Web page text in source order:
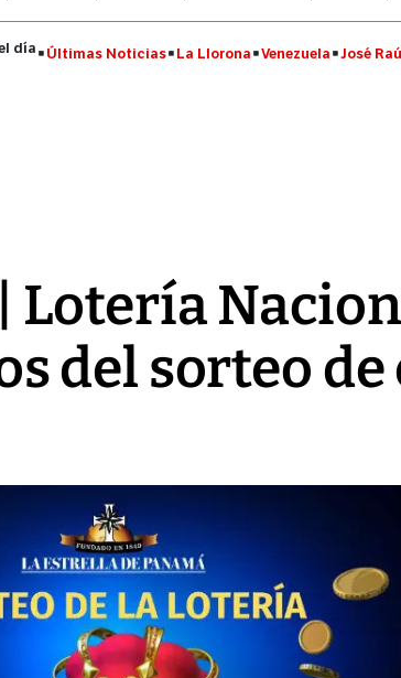
Últimas Noticias La Llorona Venezuela José
Lotería
del sorteo de
Video, Japón:
deja heridos y
daños en